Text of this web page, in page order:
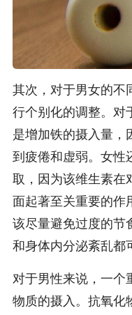
其次，对于男女的不
行个别化的调整。对
是增加铁的摄入量，
到疲倦和虚弱。女性
取，因为该维生素在
面起著至关重要的作
该尽量避免过度的节
和身体内分泌紊乱都
对于男性来说，一个
物质的摄入。抗氧化